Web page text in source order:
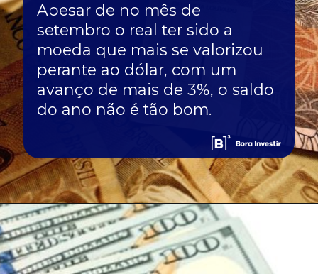
Apesar de no mês de
setembro o real ter sido a
moeda que mais se valorizou
perante ao dólar, com um
avanço de mais de 3%, o saldo
do ano não é tão bom.